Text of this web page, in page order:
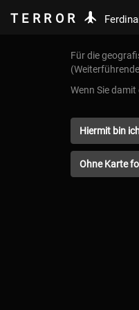
TERROR
Für die
Wenn Sie
Hiermit bin
Ohne Karte